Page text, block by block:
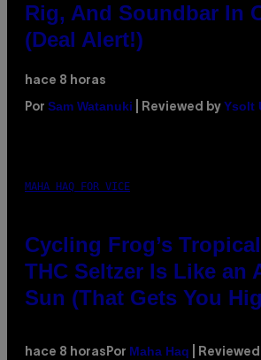
Rig, And Soundbar In
(Deal Alert!)
hace 8 horas
Por Sam Watanuki | Reviewed by Ysolt
MAHA HAQ FOR VICE
Cycling Frog’s
THC Seltzer Is Like an
Sun (That Gets You
hace 8 horas Por Maha Haq |